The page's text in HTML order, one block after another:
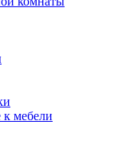
мебели